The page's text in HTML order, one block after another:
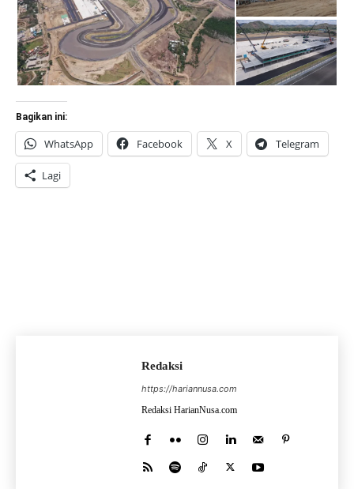
Bagikan ini:
WhatsApp Facebook X Telegram
Lagi
Redaksi
https://hariannusa.com
Redaksi HarianNusa.com